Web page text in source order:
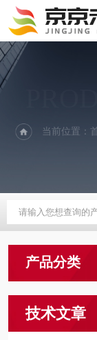
当前位置：
产品分类
技术文章